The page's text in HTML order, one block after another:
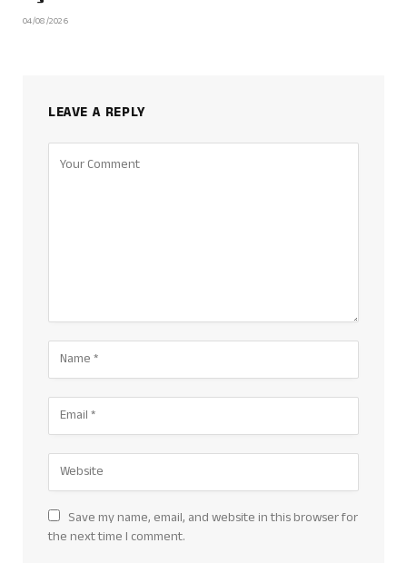
04/08/2026
LEAVE A REPLY
Save my name, email, and website in this browser for
the next time I comment.